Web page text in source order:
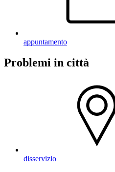
appuntamento
Problemi in città
disservizio